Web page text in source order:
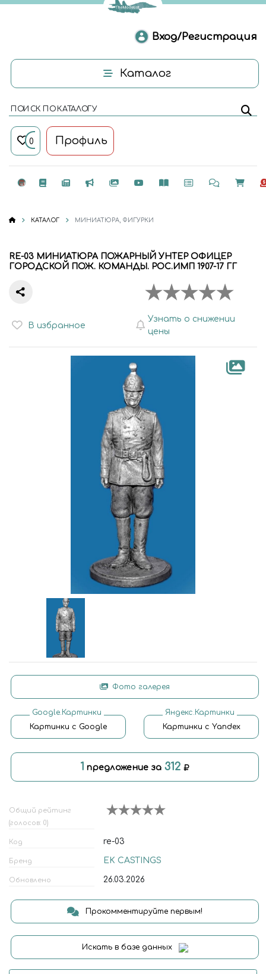
Вход/Регистрация
Каталог
ПОИСК ПО КАТАЛОГУ
0 Профиль
КАТАЛОГ МИНИАТЮРА, ФИГУРКИ
RE-03 МИНИАТЮРА ПОЖАРНЫЙ УНТЕР ОФИЦЕР
ГОРОДСКОЙ ПОЖ. КОМАНДЫ. РОС.ИМП 1907-17 ГГ
В избранное
Узнать о снижении
цены
Фото галерея
Google.Картинки
Картинки с Google
Яндекс.Картинки
Картинки с Yandex
1 предложение за 312
Общий рейтинг
(голосов: 0)
Код re-03
Бренд EK CASTINGS
Обновлено 26.03.2026
Прокомментируйте первым!
Искать в базе данных